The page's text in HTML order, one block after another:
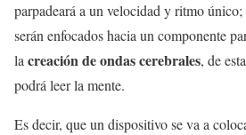
parpadeará a un velocidad y ritmo
serán enfocados hacia un componente
lacreación de ondas cerebrales, de
podrá leer la mente.
Es decir, que un dispositivo se va a